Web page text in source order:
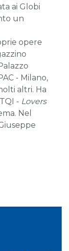
ai Globi
un
opere
- Milano,
altri. Ha
- Lovers
Nel